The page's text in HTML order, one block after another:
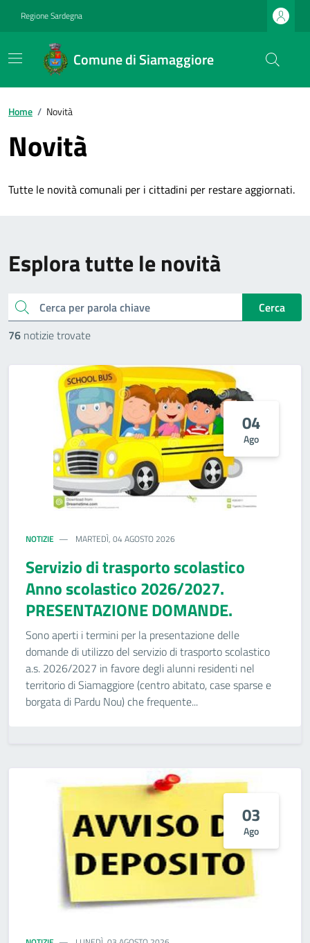
Regione Sardegna
Comune di Siamaggiore
Home / Novità
Novità
Tutte le novità comunali per i cittadini per restare aggiornati.
Esplora tutte le novità
cerca
Cerca
76 notizie trovate
04
Ago
NOTIZIE MARTEDÌ, 04 AGOSTO 2026
Servizio di trasporto scolastico
Anno scolastico 2026/2027.
PRESENTAZIONE DOMANDE.
Sono aperti i termini per la presentazione delle
domande di utilizzo del servizio di trasporto scolastico
a.s. 2026/2027 in favore degli alunni residenti nel
territorio di Siamaggiore (centro abitato, case sparse e
borgata di Pardu Nou) che frequente...
03
Ago